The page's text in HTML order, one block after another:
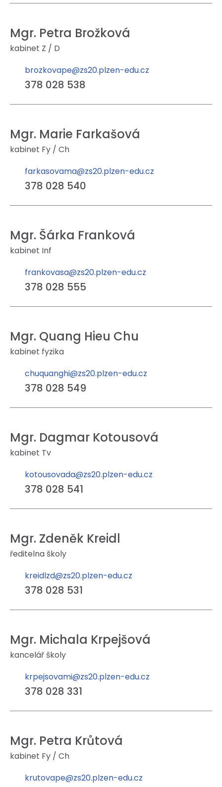
Mgr. Petra Brožková
kabinet Z / D
brozkovape@zs20.plzen-edu.cz
378 028 538
Mgr. Marie Farkašová
kabinet Fy / Ch
farkasovama@zs20.plzen-edu.cz
378 028 540
Mgr. Šárka Franková
kabinet Inf
frankovasa@zs20.plzen-edu.cz
378 028 555
Mgr. Quang Hieu Chu
kabinet fyzika
chuquanghi@zs20.plzen-edu.cz
378 028 549
Mgr. Dagmar Kotousová
kabinet Tv
kotousovada@zs20.plzen-edu.cz
378 028 541
Mgr. Zdeněk Kreidl
ředitelna školy
kreidlzd@zs20.plzen-edu.cz
378 028 531
Mgr. Michala Krpejšová
kancelář školy
krpejsovami@zs20.plzen-edu.cz
378 028 331
Mgr. Petra Krůtová
kabinet Fy / Ch
krutovape@zs20.plzen-edu.cz